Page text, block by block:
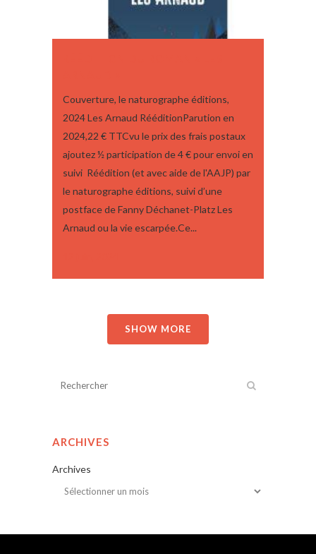
Couverture, le naturographe éditions,
2024 Les Arnaud RééditionParution en
2024,22 € TTCvu le prix des frais postaux
ajoutez ½ participation de 4 € pour envoi en
suivi Réédition (et avec aide de l'AAJP) par
le naturographe éditions, suivi d’une
postface de Fanny Déchanet-Platz Les
Arnaud ou la vie escarpée.Ce...
SHOW MORE
ARCHIVES
Archives